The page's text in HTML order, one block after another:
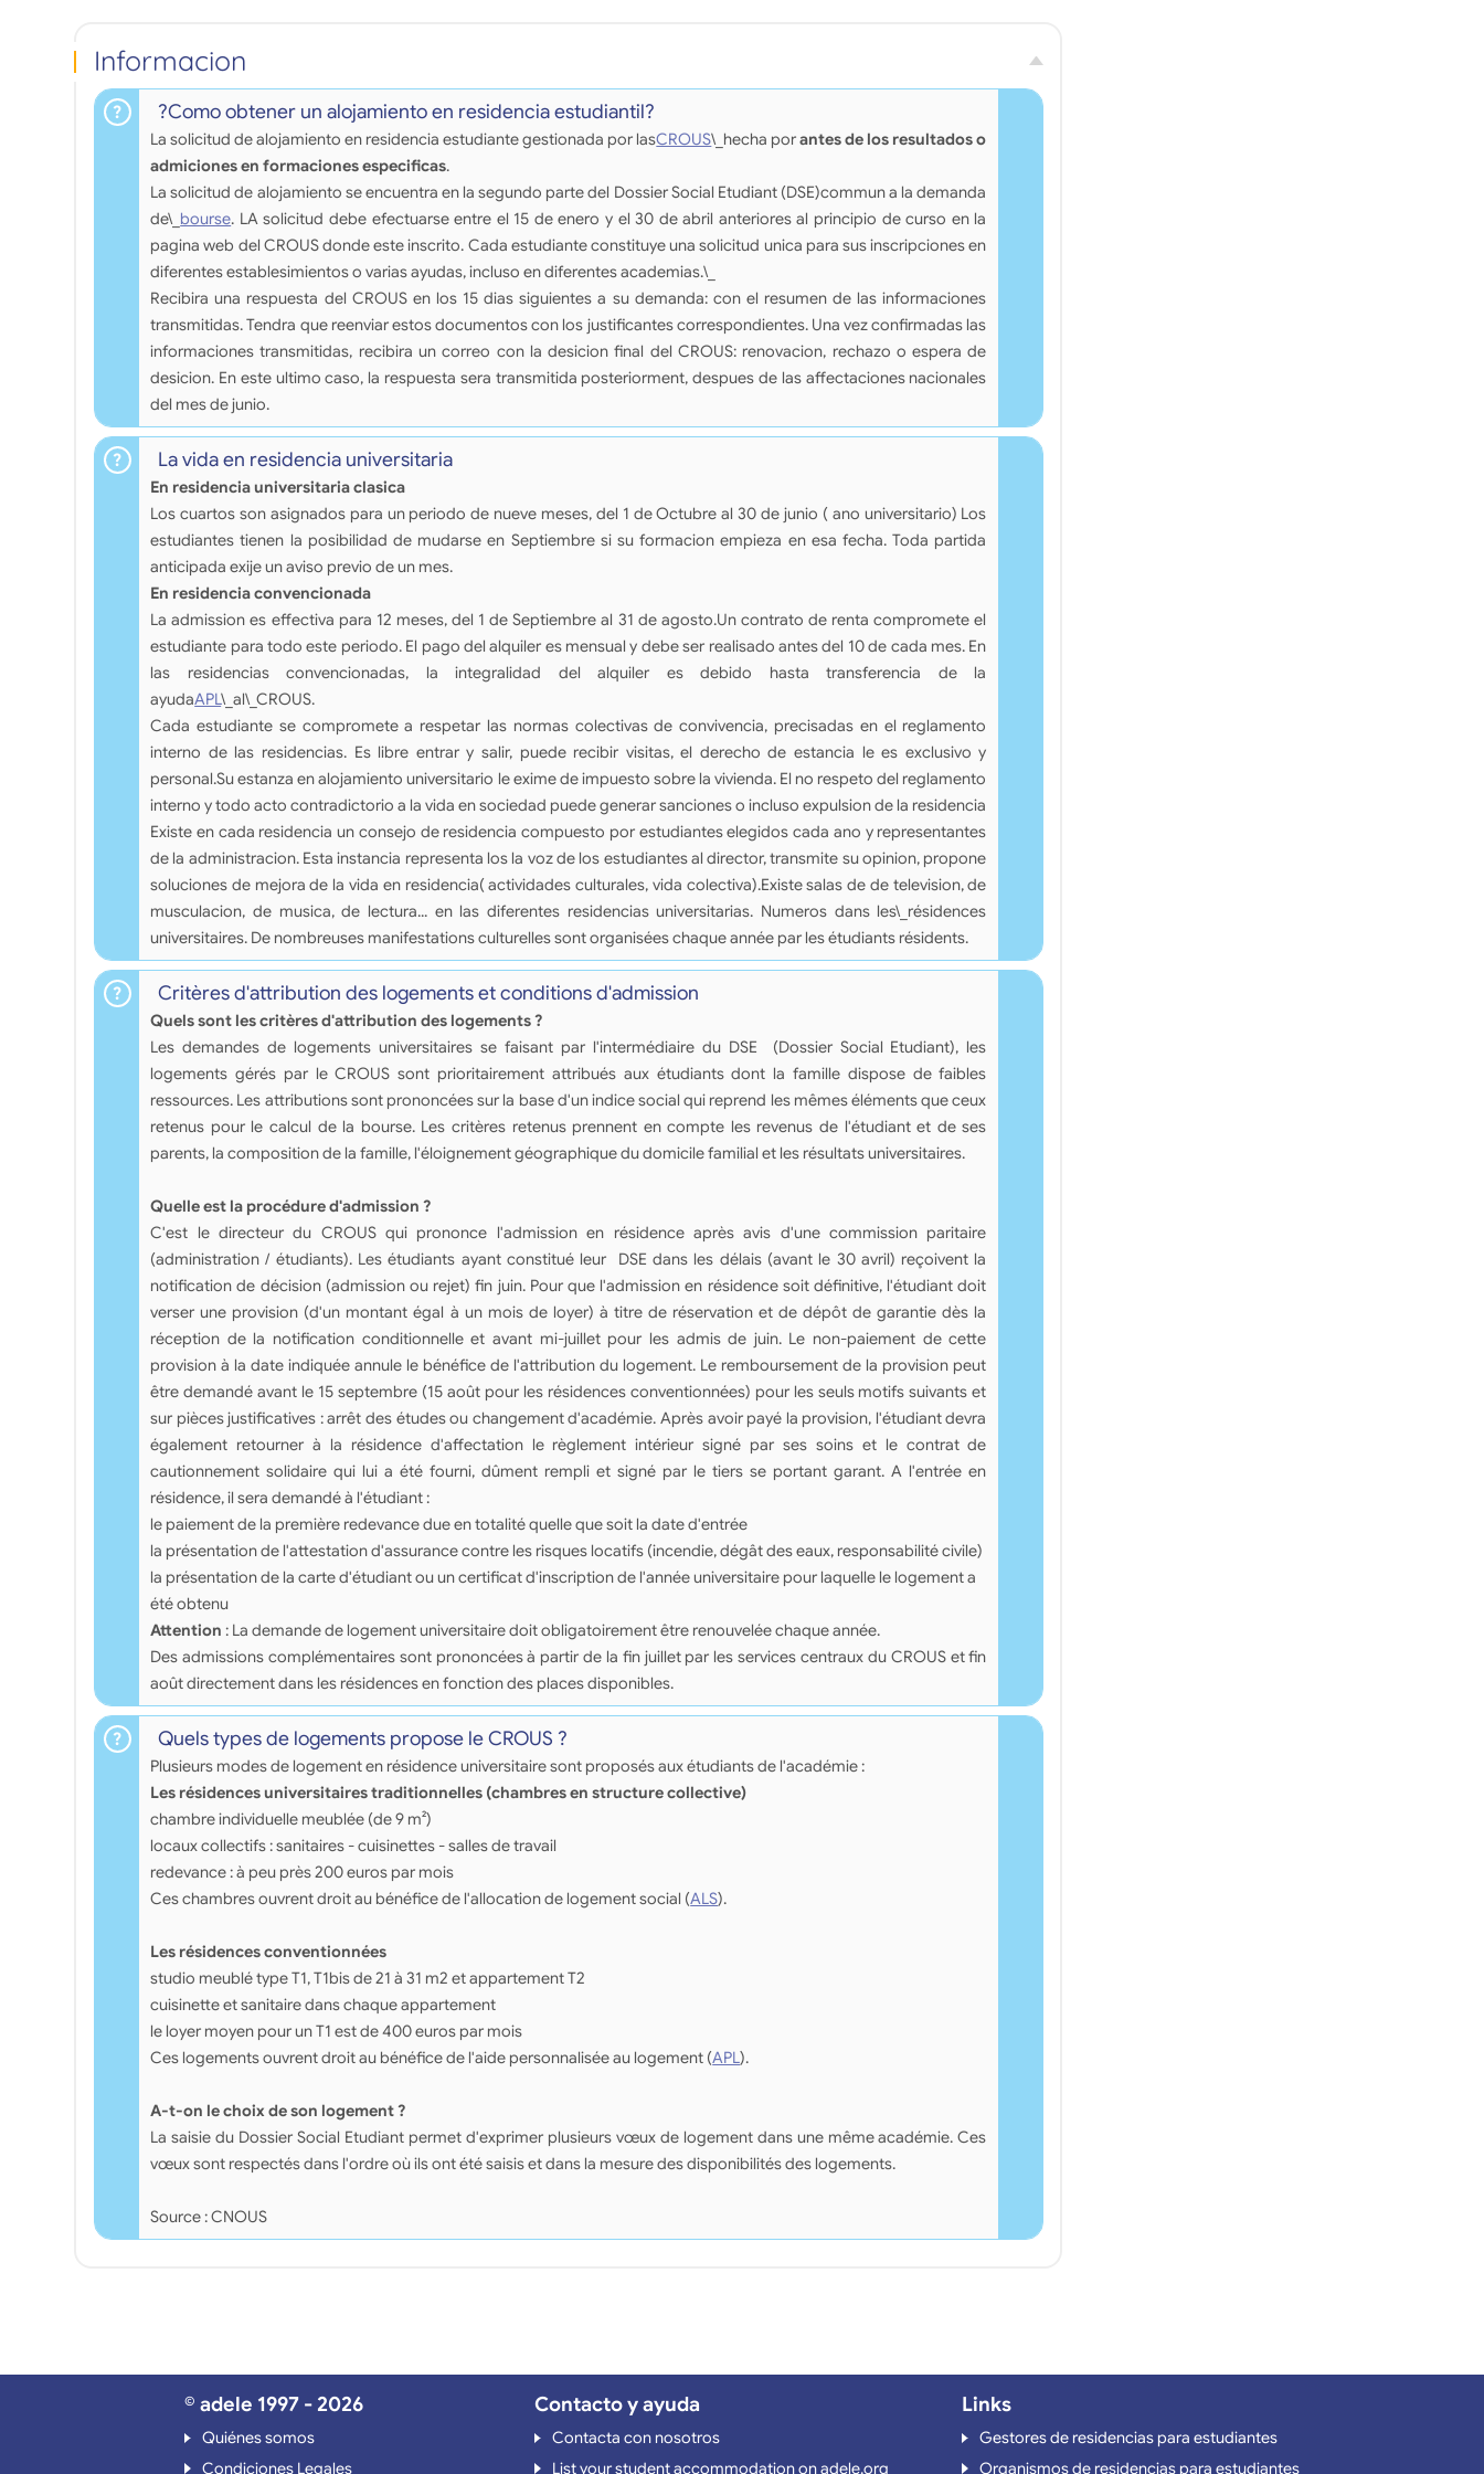
Informacion
?Como obtener un alojamiento en residencia estudiantil?
La solicitud de alojamiento en residencia estudiante gestionada por lasCROUS\_hecha porantes de los resultados o
admiciones en formaciones especificas.
La solicitud de alojamiento se encuentra en la segundo parte del Dossier Social Etudiant (DSE)commun a la demanda
de\_ bourse. LA solicitud debe efectuarse entre el 15 de enero y el 30 de abril anteriores al principio de curso en la
pagina web del CROUS donde este inscrito. Cada estudiante constituye una solicitud unica para sus inscripciones en
diferentes establesimientos o varias ayudas, incluso en diferentes academias.\_
Recibira una respuesta del CROUS en los 15 dias siguientes a su demanda: con el resumen de las informaciones
transmitidas. Tendra que reenviar estos documentos con los justificantes correspondientes. Una vez confirmadas las
informaciones transmitidas, recibira un correo con la desicion final del CROUS: renovacion, rechazo o espera de
desicion. En este ultimo caso, la respuesta sera transmitida posteriorment, despues de las affectaciones nacionales
del mes de junio.
La vida en residencia universitaria
En residencia universitaria clasica
Los cuartos son asignados para un periodo de nueve meses, del 1 de Octubre al 30 de junio ( ano universitario) Los
estudiantes tienen la posibilidad de mudarse en Septiembre si su formacion empieza en esa fecha. Toda partida
anticipada exije un aviso previo de un mes.
En residencia convencionada
La admission es effectiva para 12 meses, del 1 de Septiembre al 31 de agosto.Un contrato de renta compromete el
estudiante para todo este periodo. El pago del alquiler es mensual y debe ser realisado antes del 10 de cada mes. En
las residencias convencionadas, la integralidad del alquiler es debido hasta transferencia de la
ayudaAPL\_al\_CROUS.
Cada estudiante se compromete a respetar las normas colectivas de convivencia, precisadas en el reglamento
interno de las residencias. Es libre entrar y salir, puede recibir visitas, el derecho de estancia le es exclusivo y
personal.Su estanza en alojamiento universitario le exime de impuesto sobre la vivienda. El no respeto del reglamento
interno y todo acto contradictorio a la vida en sociedad puede generar sanciones o incluso expulsion de la residencia
Existe en cada residencia un consejo de residencia compuesto por estudiantes elegidos cada ano y representantes
de la administracion. Esta instancia representa los la voz de los estudiantes al director, transmite su opinion, propone
soluciones de mejora de la vida en residencia( actividades culturales, vida colectiva).Existe salas de de television, de
musculacion, de musica, de lectura... en las diferentes residencias universitarias. Numeros dans les\_résidences
universitaires. De nombreuses manifestations culturelles sont organisées chaque année par les étudiants résidents.
Critères d'attribution des logements et conditions d'admission
Quels sont les critères d'attribution des logements ?
Les demandes de logements universitaires se faisant par l'intermédiaire du DSE (Dossier Social Etudiant), les
logements gérés par le CROUS sont prioritairement attribués aux étudiants dont la famille dispose de faibles
ressources. Les attributions sont prononcées sur la base d'un indice social qui reprend les mêmes éléments que ceux
retenus pour le calcul de la bourse. Les critères retenus prennent en compte les revenus de l'étudiant et de ses
parents, la composition de la famille, l'éloignement géographique du domicile familial et les résultats universitaires.
Quelle est la procédure d'admission ?
C'est le directeur du CROUS qui prononce l'admission en résidence après avis d'une commission paritaire
(administration / étudiants). Les étudiants ayant constitué leur DSE dans les délais (avant le 30 avril) reçoivent la
notification de décision (admission ou rejet) fin juin. Pour que l'admission en résidence soit définitive, l'étudiant doit
verser une provision (d'un montant égal à un mois de loyer) à titre de réservation et de dépôt de garantie dès la
réception de la notification conditionnelle et avant mi-juillet pour les admis de juin. Le non-paiement de cette
provision à la date indiquée annule le bénéfice de l'attribution du logement. Le remboursement de la provision peut
être demandé avant le 15 septembre (15 août pour les résidences conventionnées) pour les seuls motifs suivants et
sur pièces justificatives : arrêt des études ou changement d'académie. Après avoir payé la provision, l'étudiant devra
également retourner à la résidence d'affectation le règlement intérieur signé par ses soins et le contrat de
cautionnement solidaire qui lui a été fourni, dûment rempli et signé par le tiers se portant garant. A l'entrée en
résidence, il sera demandé à l'étudiant :
le paiement de la première redevance due en totalité quelle que soit la date d'entrée
la présentation de l'attestation d'assurance contre les risques locatifs (incendie, dégât des eaux, responsabilité civile)
la présentation de la carte d'étudiant ou un certificat d'inscription de l'année universitaire pour laquelle le logement a
été obtenu
Attention : La demande de logement universitaire doit obligatoirement être renouvelée chaque année.
Des admissions complémentaires sont prononcées à partir de la fin juillet par les services centraux du CROUS et fin
août directement dans les résidences en fonction des places disponibles.
Quels types de logements propose le CROUS ?
Plusieurs modes de logement en résidence universitaire sont proposés aux étudiants de l'académie :
Les résidences universitaires traditionnelles (chambres en structure collective)
chambre individuelle meublée (de 9 m²)
locaux collectifs : sanitaires - cuisinettes - salles de travail
redevance : à peu près 200 euros par mois
Ces chambres ouvrent droit au bénéfice de l'allocation de logement social (ALS).
Les résidences conventionnées
studio meublé type T1, T1bis de 21 à 31 m2 et appartement T2
cuisinette et sanitaire dans chaque appartement
le loyer moyen pour un T1 est de 400 euros par mois
Ces logements ouvrent droit au bénéfice de l'aide personnalisée au logement (APL).
A-t-on le choix de son logement ?
La saisie du Dossier Social Etudiant permet d'exprimer plusieurs vœux de logement dans une même académie. Ces
vœux sont respectés dans l'ordre où ils ont été saisis et dans la mesure des disponibilités des logements.
Source : CNOUS
© adele 1997 - 2026
Quiénes somos
Condiciones Legales
Contacto y ayuda
Contacta con nosotros
List your student accommodation on adele.org
Links
Gestores de residencias para estudiantes
Organismos de residencias para estudiantes